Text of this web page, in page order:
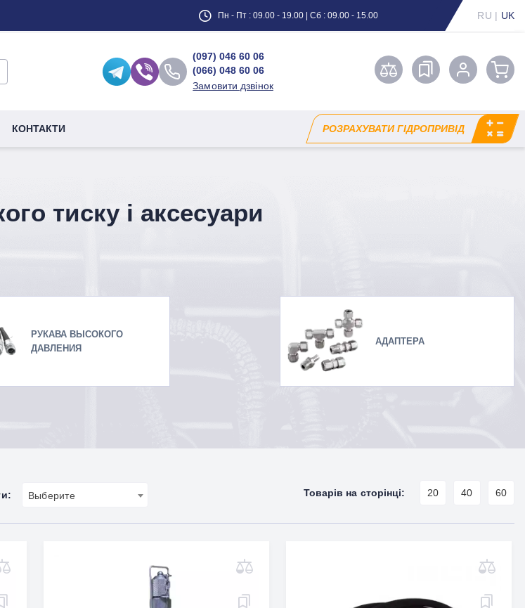
Пн - Пт : 09.00 - 19.00 | Сб : 09.00 - 15.00 RU | UK
(097) 046 60 06
(066) 048 60 06
Замовити дзвінок
КОНТАКТИ РОЗРАХУВАТИ ГІДРОПРИВІД
тиску і аксесуари
РУКАВА ВЫСОКОГО
ДАВЛЕНИЯ
АДАПТЕРА
Выберите Товарів на сторінці: 20 40 60